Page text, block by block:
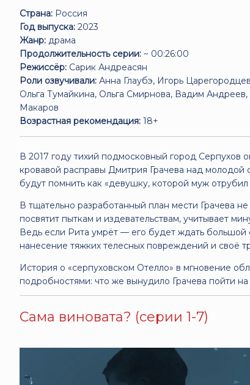
Страна: Россия
Год выпуска: 2023
Жанр: драма
Продолжительность серии: ~ 00:26:00
Режиссёр: Сарик Андреасян
Роли озвучивали: Анна Глаубэ, Игорь
Ольга Тумайкина, Ольга Смирнова, Вадим
Макаров
Возрастная рекомендация: 18+
В 2017 году тихий подмосковный город Серпухов
кровавой расправы Дмитрия Грачева над
будут помнить как «девушку, которой муж
В тщательно разработанный план мести Грачева
посвятит пыткам и издевательствам, учитывает
Ведь если Рита умрёт — его будет ждать большой
нанесение тяжких телесных повреждений и своё
История о «серпуховском Отелло» в мгновение
подробностями: что же вынудило Грачева пойти на
Сама виновата? (серии 1-7)